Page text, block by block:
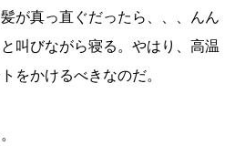
が真っ直ぐだったら、、、んん
叫びながら寝る。やはり、高温
をかけるべきなのだ。